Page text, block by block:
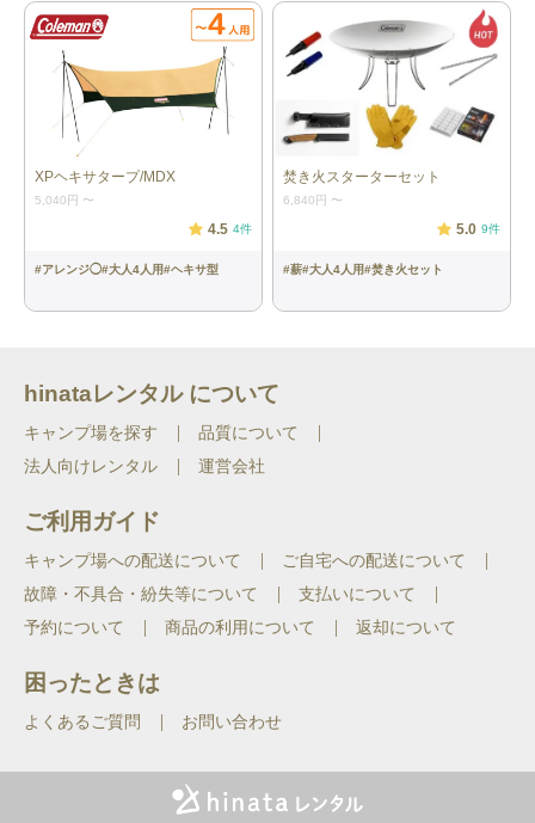
XPヘキサタープ/MDX
5,040円 〜
4.5 4件
#アレンジ◯#大人4人用#ヘキサ型
焚き火スターターセット
6,840円 〜
5.0 9件
#薪#大人4人用#焚き火セット
hinataレンタル について
キャンプ場を探す
品質について
法人向けレンタル
運営会社
ご利用ガイド
キャンプ場への配送について
ご自宅への配送について
故障・不具合・紛失等について
支払いについて
予約について
商品の利用について 返却について
困ったときは
よくあるご質問 お問い合わせ